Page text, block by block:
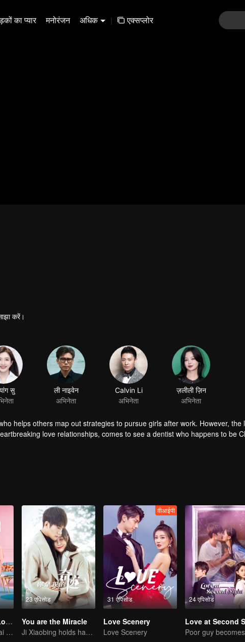
का प्यार मनोरंजन अधिक | एक्सप्लोर
करें।
सु
ली नाइवेन
अभिनेता
Calvin Li
अभिनेता
ज़लीली ज़िन
अभिनेता
helps others map out strategies to pursue girls after work. However, the
love relationships, comes to see a dentist who happens to be
of laughter. Cheng Hao’s partner, Zhang Mingyang is in love and asks
As Long as You Love Me
Dylan Xiong and Lai Yumeng's sweet love story
23 एपिसोड
You are the Miracle
Ji Xiaobing holds hands with Gong Wanyi to find love and arrest the criminal
31 एपिसोड
वीआईपी
Love Scenery
Love Scenery
24 एपिसोड